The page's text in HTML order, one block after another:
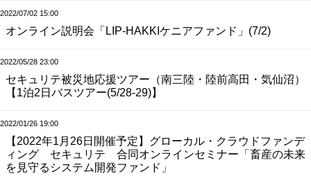
2022/07/02 15:00
オンライン説明会「LIP-HAKKIケニアファンド」(7/2)
2022/05/28 23:00
セキュリテ被災地応援ツアー（南三陸・陸前高田・気仙沼）
【1泊2日バスツアー(5/28-29)】
2022/01/26 19:00
【2022年1月26日開催予定】グローカル・クラウドファンデ
ィング セキュリテ 合同オンラインセミナー「畜産の未来
を見守るシステム開発ファンド」